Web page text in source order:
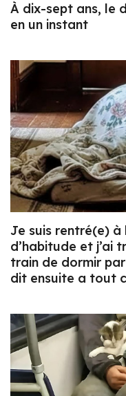
À dix-sept ans, le
en un instant
Je suis rentré(e)
d’habitude et j’ai
train de dormir
dit ensuite a tout